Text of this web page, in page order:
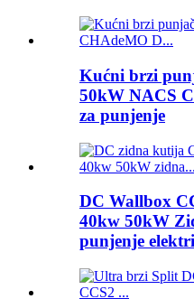
Kućni brzi
50kW NACS
za punjenje
DC Wallbox
40kw 50kW
punjenje